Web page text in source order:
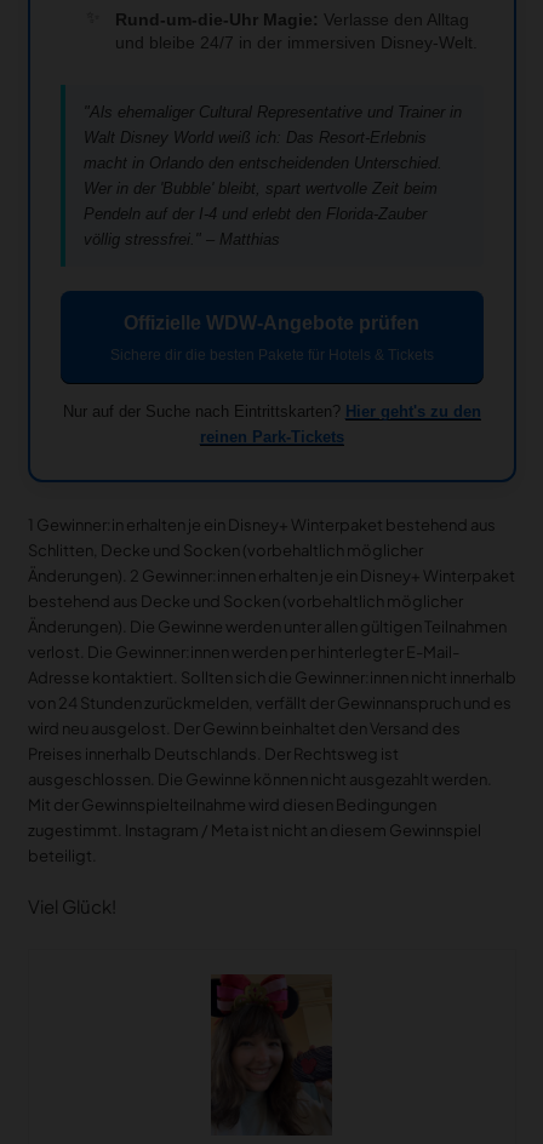
Rund-um-die-Uhr Magie: Verlasse den Alltag
und bleibe 24/7 in der immersiven Disney-Welt.
"Als ehemaliger Cultural Representative und Trainer in
Walt Disney World weiß ich: Das Resort-Erlebnis
macht in Orlando den entscheidenden Unterschied.
Wer in der 'Bubble' bleibt, spart wertvolle Zeit beim
Pendeln auf der I-4 und erlebt den Florida-Zauber
völlig stressfrei." – Matthias
Offizielle WDW-Angebote prüfen
Sichere dir die besten Pakete für Hotels & Tickets
Nur auf der Suche nach Eintrittskarten? Hier geht's zu den
reinen Park-Tickets
1 Gewinner:in erhalten je ein Disney+ Winterpaket bestehend aus
Schlitten, Decke und Socken (vorbehaltlich möglicher
Änderungen). 2 Gewinner:innen erhalten je ein Disney+ Winterpaket
bestehend aus Decke und Socken (vorbehaltlich möglicher
Änderungen). Die Gewinne werden unter allen gültigen Teilnahmen
verlost. Die Gewinner:innen werden per hinterlegter E-Mail-
Adresse kontaktiert. Sollten sich die Gewinner:innen nicht innerhalb
von 24 Stunden zurückmelden, verfällt der Gewinnanspruch und es
wird neu ausgelost. Der Gewinn beinhaltet den Versand des
Preises innerhalb Deutschlands. Der Rechtsweg ist
ausgeschlossen. Die Gewinne können nicht ausgezahlt werden.
Mit der Gewinnspielteilnahme wird diesen Bedingungen
zugestimmt. Instagram / Meta ist nicht an diesem Gewinnspiel
beteiligt.
Viel Glück!